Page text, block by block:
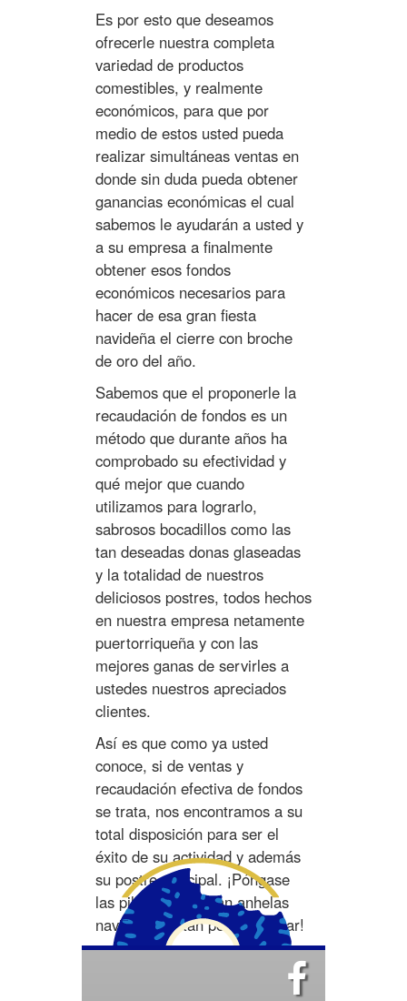
Es por esto que deseamos
ofrecerle nuestra completa
variedad de productos
comestibles, y realmente
económicos, para que por
medio de estos usted pueda
realizar simultáneas ventas en
donde sin duda pueda obtener
ganancias económicas el cual
sabemos le ayudarán a usted y
a su empresa a finalmente
obtener esos fondos
económicos necesarios para
hacer de esa gran fiesta
navideña el cierre con broche
de oro del año.
Sabemos que el proponerle la
recaudación de fondos es un
método que durante años ha
comprobado su efectividad y
qué mejor que cuando
utilizamos para lograrlo,
sabrosos bocadillos como las
tan deseadas donas glaseadas
y la totalidad de nuestros
deliciosos postres, todos hechos
en nuestra empresa netamente
puertorriqueña y con las
mejores ganas de servirles a
ustedes nuestros apreciados
clientes.
Así es que como ya usted
conoce, si de ventas y
recaudación efectiva de fondos
se trata, nos encontramos a su
total disposición para ser el
éxito de su actividad y además
su postre principal. ¡Póngase
las pilas, que las tan anhelas
navidades están por comenzar!